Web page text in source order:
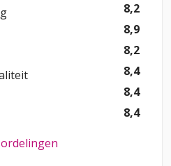
8,2
8,9
8,2
8,4
8,4
8,4